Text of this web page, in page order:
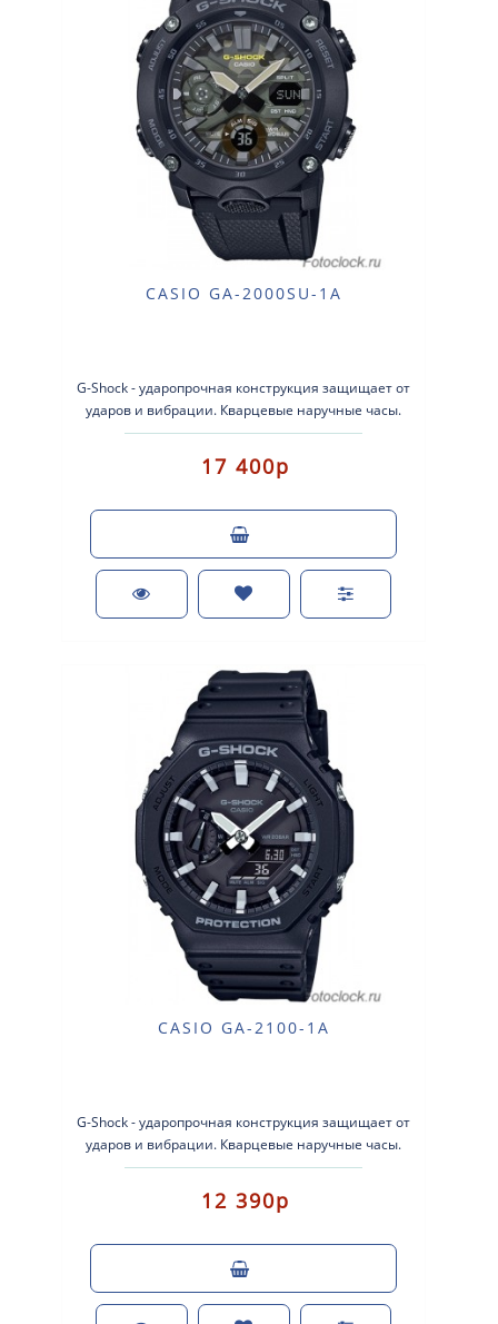
CASIO GA-2000SU-1A
G-Shock - ударопрочная конструкция защищает от
ударов и вибрации. Кварцевые наручные часы.
Экран: Стрелки + электрон..
17 400р
CASIO GA-2100-1A
G-Shock - ударопрочная конструкция защищает от
ударов и вибрации. Кварцевые наручные часы.
Экран: Стрелки + электроника. ..
12 390р